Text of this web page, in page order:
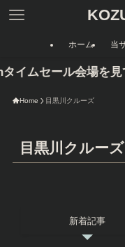
ホーム 当
イムセール会場を見
Home 目黒川クルーズ
目黒川クルーズ
新着記事